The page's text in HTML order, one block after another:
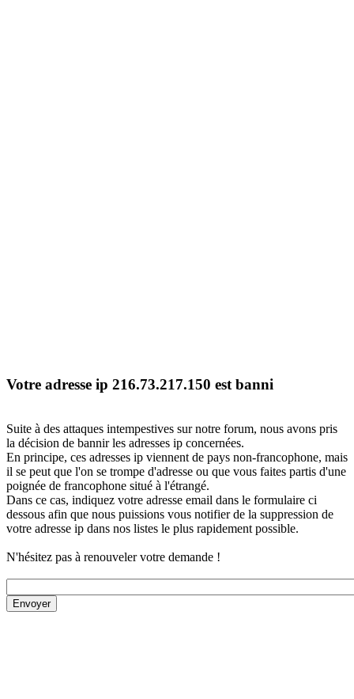
Votre adresse ip 216.73.217.150 est banni
Suite à des attaques intempestives sur notre forum, nous avons pris
la décision de bannir les adresses ip concernées.
En principe, ces adresses ip viennent de pays non-francophone, mais
il se peut que l'on se trompe d'adresse ou que vous faites partis d'une
poignée de francophone situé à l'étrangé.
Dans ce cas, indiquez votre adresse email dans le formulaire ci
dessous afin que nous puissions vous notifier de la suppression de
votre adresse ip dans nos listes le plus rapidement possible.
N'hésitez pas à renouveler votre demande !